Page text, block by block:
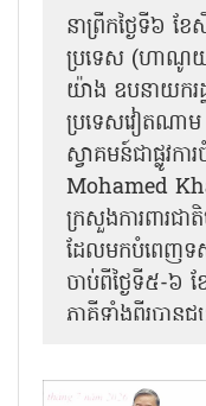
នា​ព្រឹកថ្ងៃទី៦ ខ
ប្រទេស (ហាណូយ
យ៉ាង ឧបនាយករដ្ឋ
ប្រទេសវៀតណាម
ស្វាគមន៍ជាផ្លូវ
Mohamed
ក្រសួងការពារ
ដែលមកបំពេញទស្
ចាប់ពីថ្ងៃទី៥-៦
ភាគីទាំងពីរបានជួ